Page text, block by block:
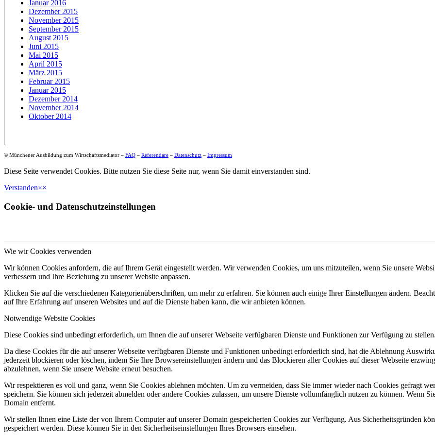
Januar 2016
Dezember 2015
November 2015
September 2015
August 2015
Juni 2015
Mai 2015
April 2015
März 2015
Februar 2015
Januar 2015
Dezember 2014
November 2014
Oktober 2014
© Münchener Ausbildung zum Wirtschaftsmediator – FAQ – Referendare – Datenschutz – Impressum
Diese Seite verwendet Cookies. Bitte nutzen Sie diese Seite nur, wenn Sie damit einverstanden sind.
Verstanden××
Cookie- und Datenschutzeinstellungen
Wie wir Cookies verwenden
Wir können Cookies anfordern, die auf Ihrem Gerät eingestellt werden. Wir verwenden Cookies, um uns mitzuteilen, wenn Sie unsere
verbessern und Ihre Beziehung zu unserer Website anpassen.
Klicken Sie auf die verschiedenen Kategorienüberschriften, um mehr zu erfahren. Sie können auch einige Ihrer Einstellungen ändern.
auf Ihre Erfahrung auf unseren Websites und auf die Dienste haben kann, die wir anbieten können.
Notwendige Website Cookies
Diese Cookies sind unbedingt erforderlich, um Ihnen die auf unserer Webseite verfügbaren Dienste und Funktionen zur Verfügung zu stellen.
Da diese Cookies für die auf unserer Webseite verfügbaren Dienste und Funktionen unbedingt erforderlich sind, hat die Ablehnung
jederzeit blockieren oder löschen, indem Sie Ihre Browsereinstellungen ändern und das Blockieren aller Cookies auf dieser Webseite
abzulehnen, wenn Sie unsere Website erneut besuchen.
Wir respektieren es voll und ganz, wenn Sie Cookies ablehnen möchten. Um zu vermeiden, dass Sie immer wieder nach Cookies gefragt
speichern. Sie können sich jederzeit abmelden oder andere Cookies zulassen, um unsere Dienste vollumfänglich nutzen zu können. Wenn
Domain entfernt.
Wir stellen Ihnen eine Liste der von Ihrem Computer auf unserer Domain gespeicherten Cookies zur Verfügung. Aus Sicherheitsgründen
gespeichert werden. Diese können Sie in den Sicherheitseinstellungen Ihres Browsers einsehen.